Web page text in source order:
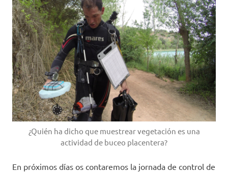
¿Quién ha dicho que muestrear vegetación es una
actividad de buceo placentera?
En próximos días os contaremos la jornada de control de